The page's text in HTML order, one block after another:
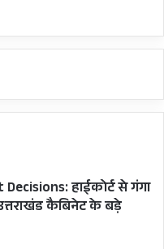
हाईकोर्ट से गंगा
कैबिनेट के बड़े